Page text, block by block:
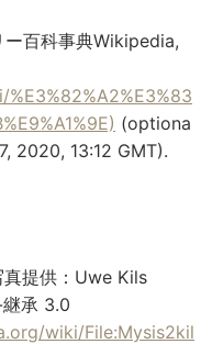
百科事典Wikipedia,
(optiona
2020, 13:12 GMT).
提供：Uwe Kils
承 3.0
wiki/File:Mysis2kil